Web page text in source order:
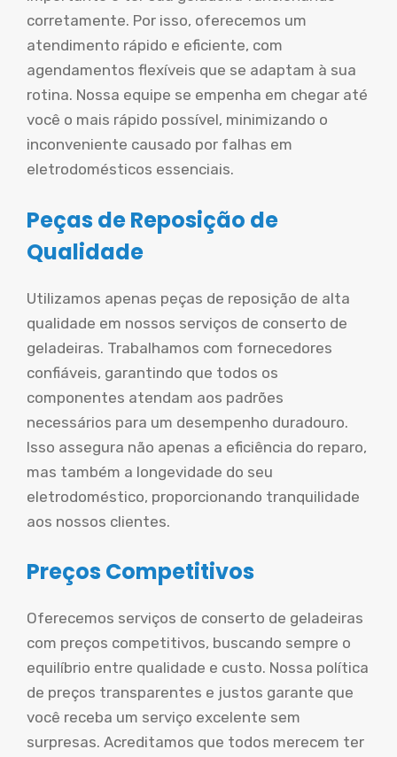
corretamente. Por isso, oferecemos um
atendimento rápido e eficiente, com
agendamentos flexíveis que se adaptam à sua
rotina. Nossa equipe se empenha em chegar até
você o mais rápido possível, minimizando o
inconveniente causado por falhas em
eletrodomésticos essenciais.
Peças de Reposição de
Qualidade
Utilizamos apenas peças de reposição de alta
qualidade em nossos serviços de conserto de
geladeiras. Trabalhamos com fornecedores
confiáveis, garantindo que todos os
componentes atendam aos padrões
necessários para um desempenho duradouro.
Isso assegura não apenas a eficiência do reparo,
mas também a longevidade do seu
eletrodoméstico, proporcionando tranquilidade
aos nossos clientes.
Preços Competitivos
Oferecemos serviços de conserto de geladeiras
com preços competitivos, buscando sempre o
equilíbrio entre qualidade e custo. Nossa política
de preços transparentes e justos garante que
você receba um serviço excelente sem
surpresas. Acreditamos que todos merecem ter